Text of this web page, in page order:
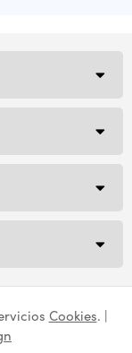
Cookies. |